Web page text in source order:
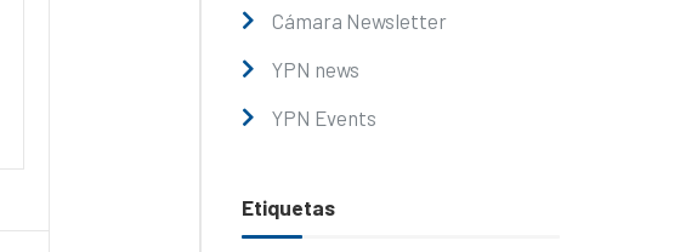
Cámara Newsletter
YPN news
YPN Events
Etiquetas